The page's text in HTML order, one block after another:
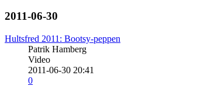
2011-06-30
Hultsfred 2011: Bootsy-peppen
Patrik Hamberg
Video
2011-06-30 20:41
0